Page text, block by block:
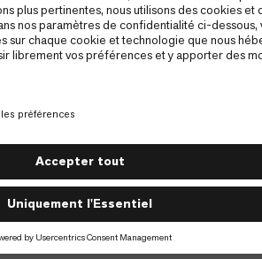
EXCLUSIVEMENT EN LIGNE
Valley Airdot Shorts Women
Short respirant